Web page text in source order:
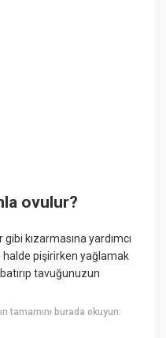
ovulur?
kızarmasına yardımcı
halde pişirirken yağlamak
tavuğunuzun
tamamını burada okuyun: